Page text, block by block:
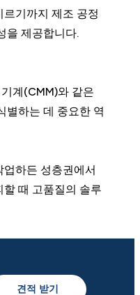
기까지 제조 공정
을 제공합니다.
계(CMM)와 같은
별하는 데 중요한 역
하든 성층권에서
때 고품질의 솔루
견적 받기